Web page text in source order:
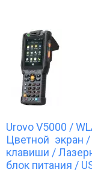
Urovo V5000 /
Цветной экран
клавиши /
блок питания /